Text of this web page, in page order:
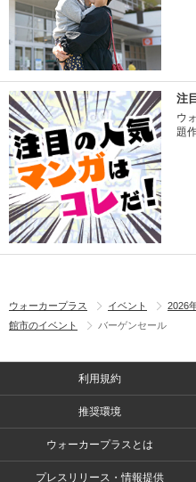
注
ウ
題
ウォーカープラス イベント 2026
館市のイベント
バーゲンセール
利用規約
推奨環境
ウォーカープラスとは
プレスリリース・情報提供